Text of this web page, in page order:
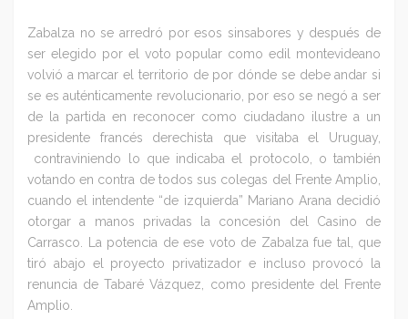
Zabalza no se arredró por esos sinsabores y después de
ser elegido por el voto popular como edil montevideano
volvió a marcar el territorio de por dónde se debe andar si
se es auténticamente revolucionario, por eso se negó a ser
de la partida en reconocer como ciudadano ilustre a un
presidente francés derechista que visitaba el Uruguay,
contraviniendo lo que indicaba el protocolo, o también
votando en contra de todos sus colegas del Frente Amplio,
cuando el intendente “de izquierda” Mariano Arana decidió
otorgar a manos privadas la concesión del Casino de
Carrasco. La potencia de ese voto de Zabalza fue tal, que
tiró abajo el proyecto privatizador e incluso provocó la
renuncia de Tabaré Vázquez, como presidente del Frente
Amplio.